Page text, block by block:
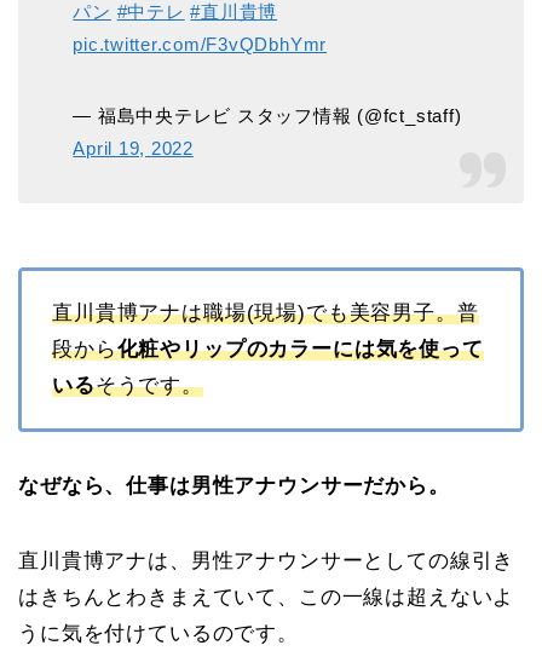
パン #中テレ #直川貴博
pic.twitter.com/F3vQDbhYmr
— 福島中央テレビ スタッフ情報 (@fct_staff)
April 19, 2022
直川貴博アナは職場(現場)でも美容男子。普
段から化粧やリップのカラーには気を使って
いるそうです。
なぜなら、仕事は男性アナウンサーだから。
直川貴博アナは、男性アナウンサーとしての線引き
はきちんとわきまえていて、この一線は超えないよ
うに気を付けているのです。